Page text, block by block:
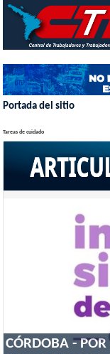
Portada del sitio
Tareas de cuidado
CÓRDOBA -